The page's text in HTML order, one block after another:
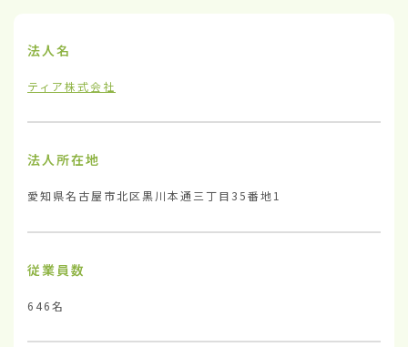
法人名
ティア株式会社
法人所在地
愛知県名古屋市北区黒川本通三丁目35番地1
従業員数
646名